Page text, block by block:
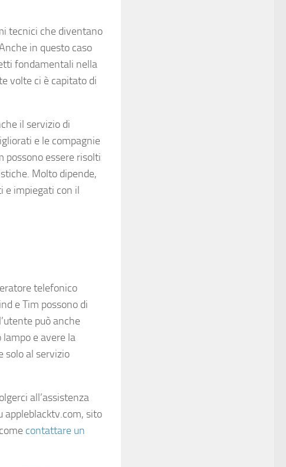
tecnici che diventano
in questo caso
fondamentali nella
volte ci è capitato di
il servizio di
e le compagnie
possono essere risolti
Molto dipende,
e impiegati con il
telefonico
e Tim possono di
può anche
e avere la
solo al servizio
all’assistenza
appleblacktv.com, sito
contattare un